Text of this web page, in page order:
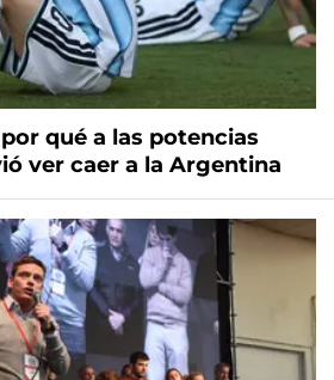
qué a las potencias
ver caer a la Argentina